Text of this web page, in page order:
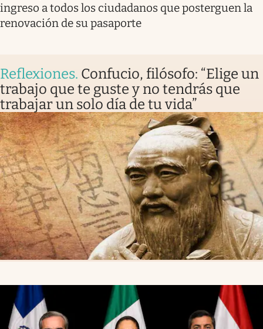
ingreso a todos los ciudadanos que posterguen la
renovación de su pasaporte
Reflexiones. Confucio, filósofo: “Elige un
trabajo que te guste y no tendrás que
trabajar un solo día de tu vida”